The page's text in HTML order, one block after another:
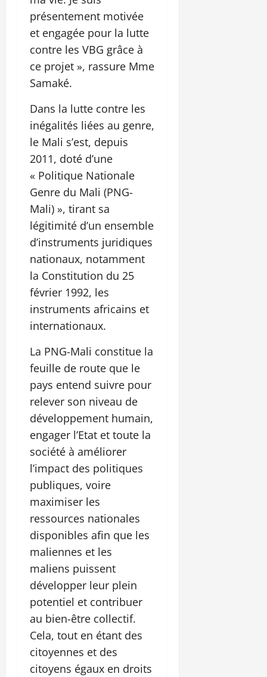
présentement motivée
et engagée pour la lutte
contre les VBG grâce à
ce projet », rassure Mme
Samaké.
Dans la lutte contre les
inégalités liées au genre,
le Mali s’est, depuis
2011, doté d’une
« Politique Nationale
Genre du Mali (PNG-
Mali) », tirant sa
légitimité d’un ensemble
d’instruments juridiques
nationaux, notamment
la Constitution du 25
février 1992, les
instruments africains et
internationaux.
La PNG-Mali constitue la
feuille de route que le
pays entend suivre pour
relever son niveau de
développement humain,
engager l’Etat et toute la
société à améliorer
l’impact des politiques
publiques, voire
maximiser les
ressources nationales
disponibles afin que les
maliennes et les
maliens puissent
développer leur plein
potentiel et contribuer
au bien-être collectif.
Cela, tout en étant des
citoyennes et des
citoyens égaux en droits